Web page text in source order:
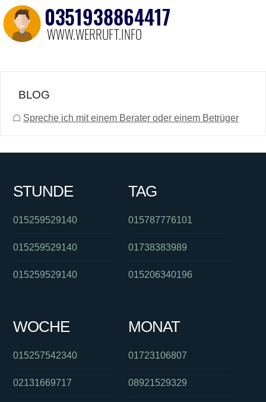
BLOG
☖ Spreche ich mit einem Berater oder einem Betrüger
STUNDE
015259529140
015259529140
015259529140
TAG
015787776101
01738383989
015206340196
WOCHE
015257542340
02131669717
MONAT
01723106807
08921529329